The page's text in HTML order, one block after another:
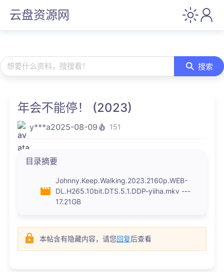
云盘资源网
想要什么资料，搜搜看！ 搜索
年会不能停！ (2023)
y***a2025-08-09 151
目录摘要
Johnny.Keep.Walking.2023.2160p.WEB-
DL.H265.10bit.DTS.5.1.DDP-yiiha.mkv ---
17.21GB
本帖含有隐藏内容，请您回复后查看